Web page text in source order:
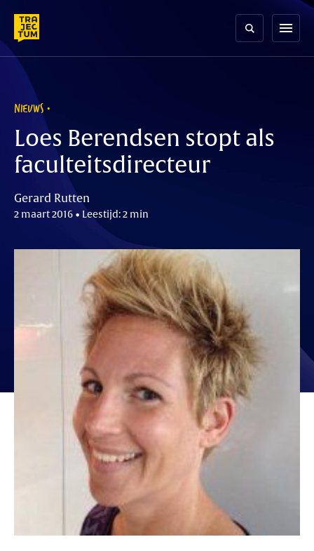
content
menu
NIEUWS
Loes Berendsen stopt als
faculteitsdirecteur
Gerard Rutten
2 maart 2016 • Leestijd: 2 min